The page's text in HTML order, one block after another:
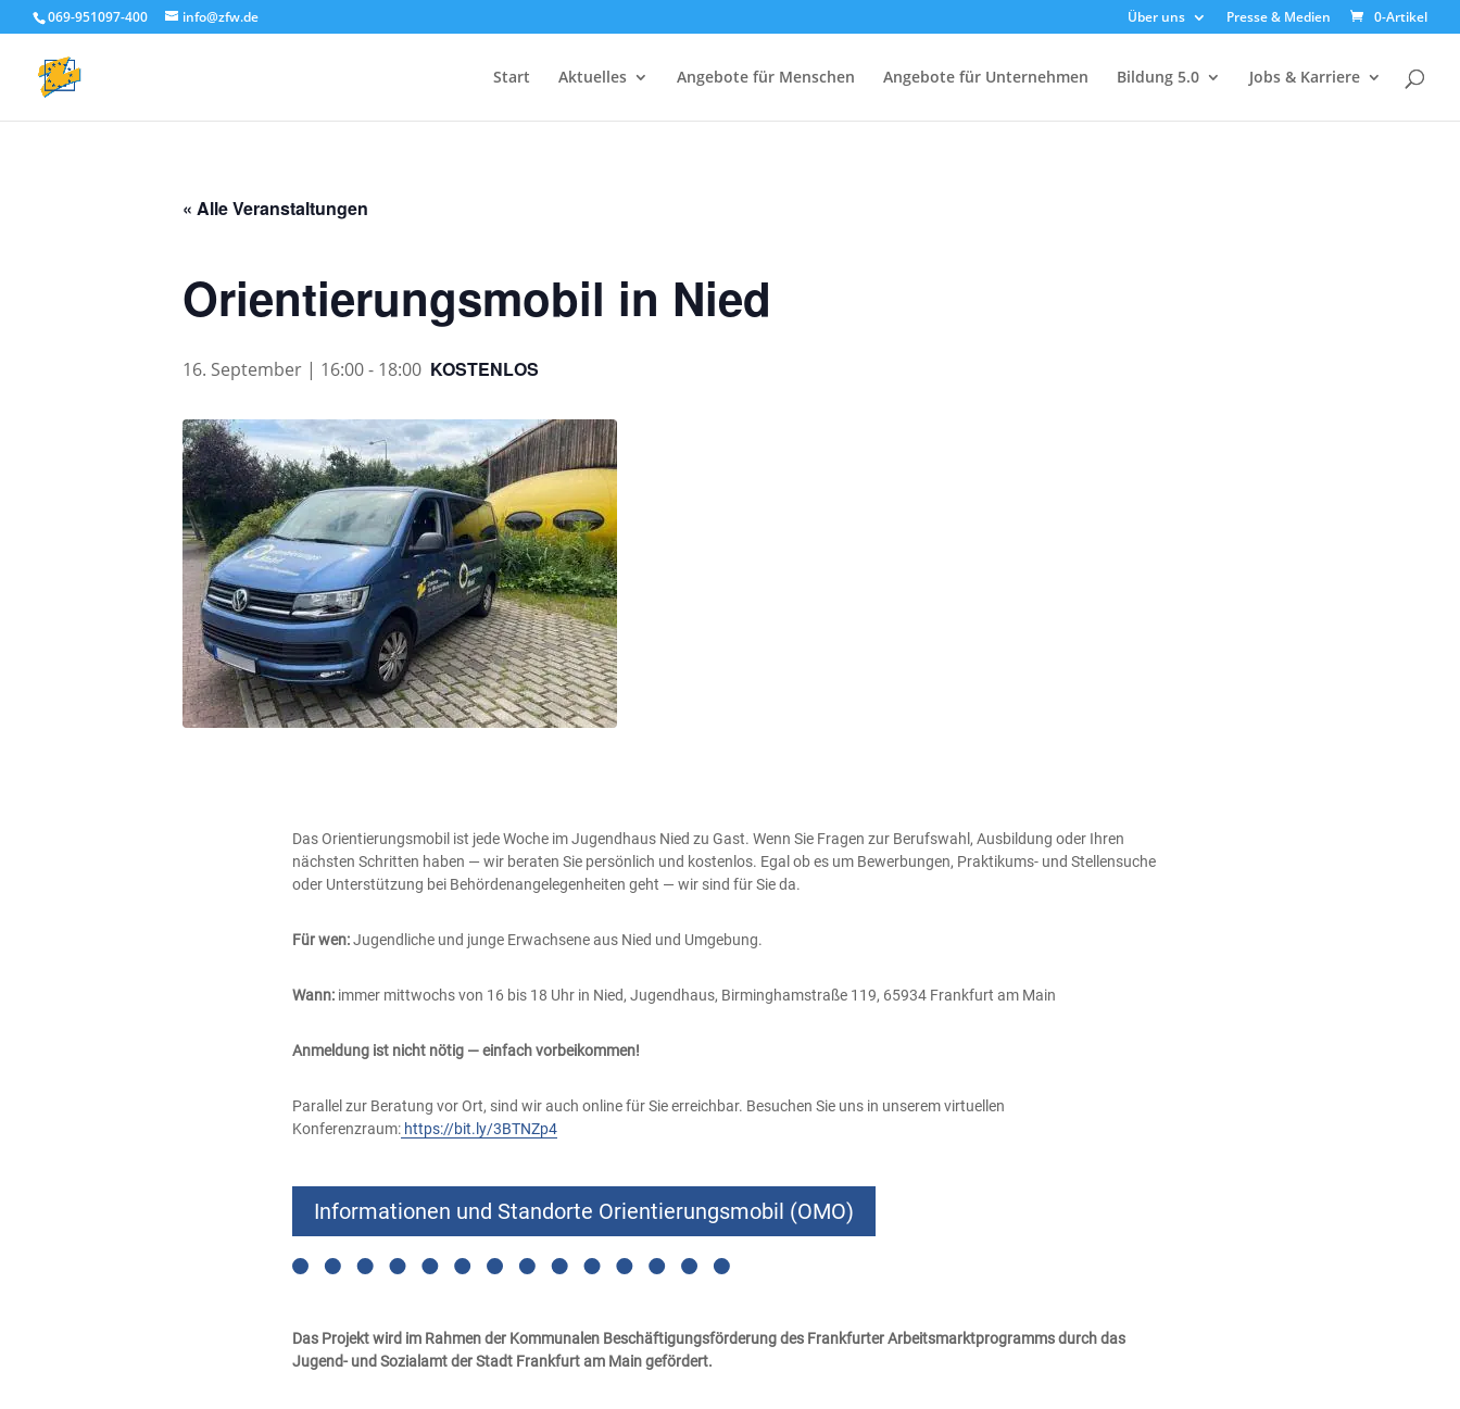
069-951097-400 info@zfw.de Über uns Presse & Medien 0-Artikel
Start Aktuelles Angebote für Menschen Angebote für Unternehmen Bildung 5.0 Jobs & Karriere
« Alle Veranstaltungen
Orientierungsmobil in Nied
16. September | 16:00- 18:00 KOSTENLOS
Das Orientierungsmobil ist jede Woche im Jugendhaus Nied zu Gast. Wenn Sie Fragen zur Berufswahl, Ausbildung oder Ihren
nächsten Schritten haben — wir beraten Sie persönlich und kostenlos. Egal ob es um Bewerbungen, Praktikums- und Stellensuche
oder Unterstützung bei Behördenangelegenheiten geht — wir sind für Sie da.
Für wen:Jugendliche und junge Erwachsene aus Nied und Umgebung.
Wann:immer mittwochs von 16 bis 18 Uhr in Nied, Jugendhaus, Birminghamstraße 119, 65934 Frankfurt am Main
Anmeldung ist nicht nötig — einfach vorbeikommen!
Parallel zur Beratung vor Ort, sind wir auch online für Sie erreichbar. Besuchen Sie uns in unserem virtuellen
Konferenzraum:https://bit.ly/3BTNZp4
Informationen und Standorte Orientierungsmobil (OMO)
Das Projekt wird im Rahmen der Kommunalen Beschäftigungsförderung des Frankfurter Arbeitsmarktprogramms durch das
Jugend- und Sozialamt der Stadt Frankfurt am Main gefördert.